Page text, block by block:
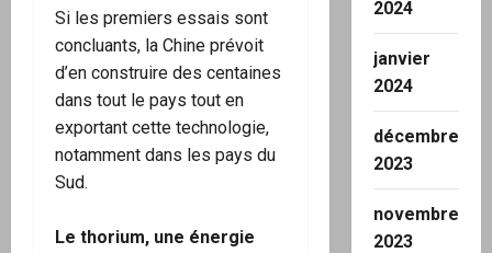
Si les premiers essais sont
concluants, la Chine prévoit
d’en construire des centaines
dans tout le pays tout en
exportant cette technologie,
notamment dans les pays du
Sud.
Le thorium, une énergie
2024
janvier
2024
décembre
2023
novembre
2023